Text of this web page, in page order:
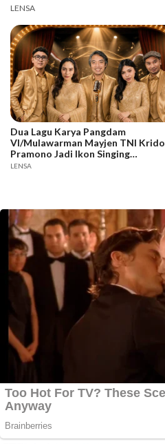
LENSA
Dua Lagu Karya Pangdam
VI/Mulawarman Mayjen TNI Krido
Pramono Jadi Ikon Singing
Competition HUT Ke-81 RI
LENSA